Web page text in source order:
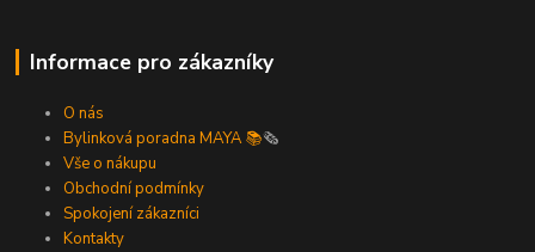
Informace pro zákazníky
O nás
Bylinková poradna MAYA 📚🗞️
Vše o nákupu
Obchodní podmínky
Spokojení zákazníci
Kontakty